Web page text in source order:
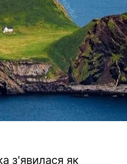
з'явилася як